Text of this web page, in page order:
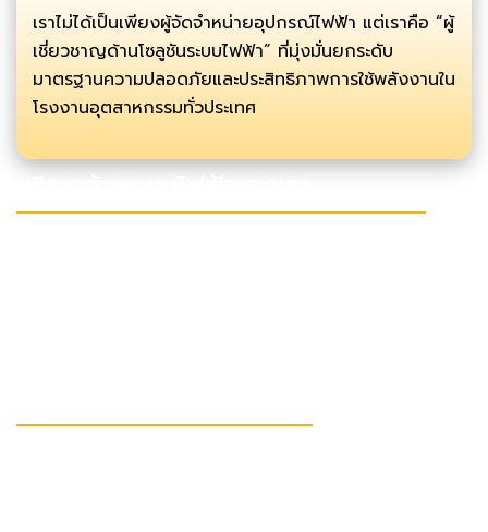
เราไม่ได้เป็นเพียงผู้จัดจำหน่ายอุปกรณ์ไฟฟ้า แต่เราคือ “ผู้
เชี่ยวชาญด้านโซลูชันระบบไฟฟ้า” ที่มุ่งมั่นยกระดับ
มาตรฐานความปลอดภัยและประสิทธิภาพการใช้พลังงานใน
โรงงานอุตสาหกรรมทั่วประเทศ